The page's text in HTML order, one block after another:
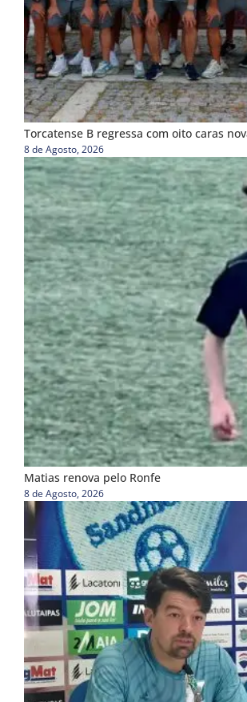
Torcatense B regressa com oito caras
8 de Agosto, 2026
Matias renova pelo Ronfe
8 de Agosto, 2026